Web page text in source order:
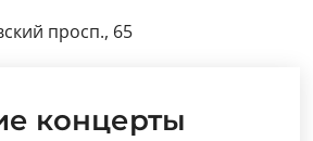
просп., 65
концерты